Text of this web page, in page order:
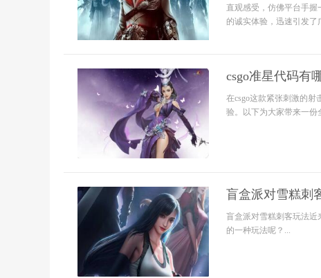
直观感受，仿佛平台手握
的诚实体验，迅速引发了
csgo准星代码有
在csgo这款紧张刺激的
验。以下为大家带来一份
盲盒派对雪糕刺
盲盒派对雪糕刺客玩法
的一种玩法呢？...